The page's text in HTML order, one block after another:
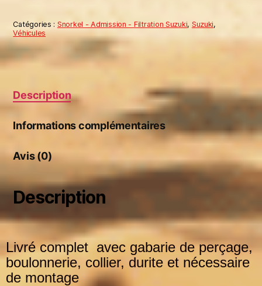
Catégories : Snorkel - Admission - Filtration Suzuki, Suzuki,
Véhicules
Description
Informations complémentaires
Avis (0)
Description
Livré complet avec gabarie de perçage,
boulonnerie, collier, durite et nécessaire
de montage